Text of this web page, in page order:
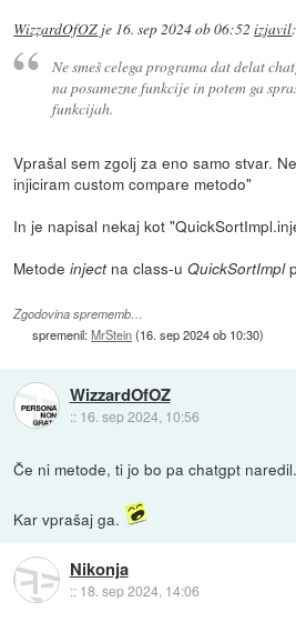
WizzardOfOZ je 16. sep 2024 ob 06:52 izjavil:
Ne smeš celega programa dat delat
na posamezne funkcije in potem ga
funkcijah.
Vprašal sem zgolj za eno samo stvar.
injiciram custom compare metodo"
In je napisal nekaj kot
Metodeinjectna class-uQuickSortImpl
Zgodovina sprememb…
spremenil:MrStein(16. sep 2024 ob 10:30)
WizzardOfOZ
:: 16. sep 2024, 10:56
Če ni metode, ti jo bo pa chatgpt naredil.
Kar vprašaj ga.
Nikonja
:: 18. sep 2024, 14:06